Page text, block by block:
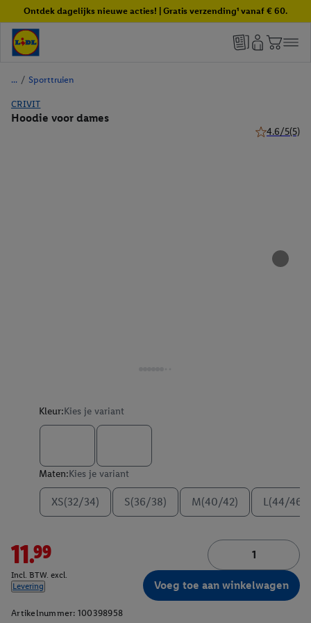
Ontdek dagelijks nieuwe acties! | Gratis verzending¹ vanaf € 60.
/ Sporttruien
CRIVIT
Hoodie voor dames
4.6/5(5)
Kleur:Kies je variant
Maten:Kies je variant
XS(32/34) S(36/38) M(40/42) L(44/46)
11.99
Incl. BTW. excl.
Levering
Voeg toe aan winkelwagen
Artikelnummer: 100398958